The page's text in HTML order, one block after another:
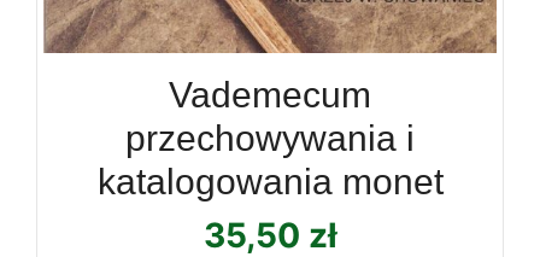
Vademecum
przechowywania i
katalogowania monet
35,50 zł